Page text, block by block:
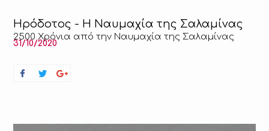
Ηρόδοτος - Η Ναυμαχία της Σαλαμίνας
2500 Χρόνια από την Ναυμαχία της Σαλαμίνας
31/10/2020